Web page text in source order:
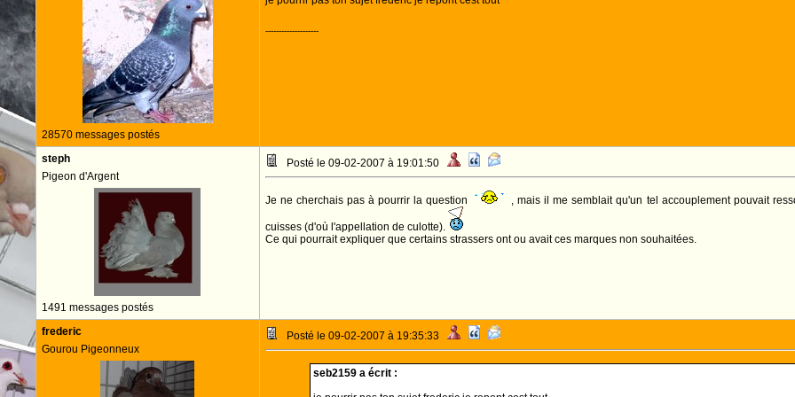
28570 messages postés
--------------------
steph
Pigeon d'Argent
1491 messages postés
Posté le 09-02-2007 à 19:01:50
Je ne cherchais pas à pourrir la question , mais il me semblait qu'un tel accouplement pouvait
cuisses (d'où l'appellation de culotte).
Ce qui pourrait expliquer que certains strassers ont ou avait ces marques non souhaitées.
frederic
Gourou Pigeonneux
Posté le 09-02-2007 à 19:35:33
seb2159 a écrit :